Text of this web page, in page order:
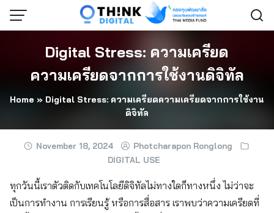
Skip
Digital Stress: ความเครียด
ความเครียดจากการใช้งานดิจิทัล
Home » Digital Stress: ความเครียดความเครียดจากการใช้งาน
ดิจิทัล
November 18, 2024
Photcharapon Ronglong
DIGITAL USE
ทุกวันนี้เราตัวติดกับเทคโนโลยีดิจิทัลไม่ทางใดก็ทางหนึ่ง ไม่ว่าจะ
เป็นการทำงาน การเรียนรู้ หรือการสื่อสาร เราพบว่าความเครียดที่